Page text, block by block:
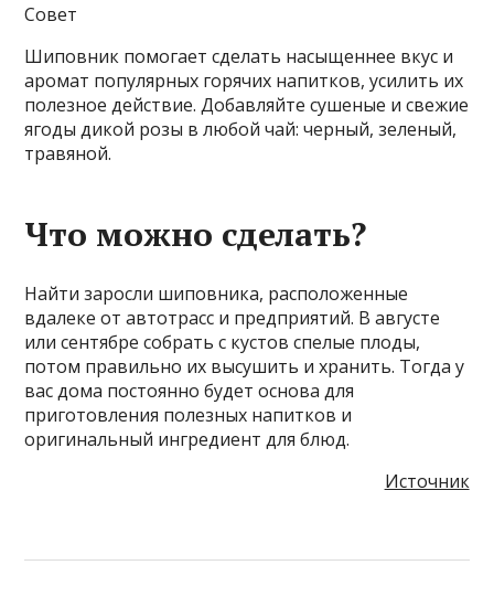
Совет
Шиповник помогает сделать насыщеннее вкус и
аромат популярных горячих напитков, усилить их
полезное действие. Добавляйте сушеные и свежие
ягоды дикой розы в любой чай: черный, зеленый,
травяной.
Что можно сделать?
Найти заросли шиповника, расположенные
вдалеке от автотрасс и предприятий. В августе
или сентябре собрать с кустов спелые плоды,
потом правильно их высушить и хранить. Тогда у
вас дома постоянно будет основа для
приготовления полезных напитков и
оригинальный ингредиент для блюд.
Источник